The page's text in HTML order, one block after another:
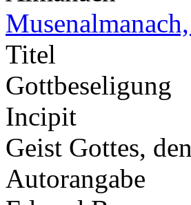
Titel
Gottbeseligung
Incipit
Geist Gottes,
Autorangabe